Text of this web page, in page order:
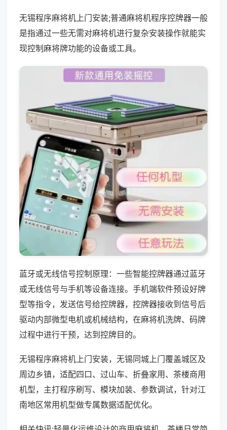
无锡程序麻将机上门安装;普通麻将机程序控牌器一般
是指通过一些无需对麻将机进行复杂安装操作就能实
现控制麻将牌功能的设备或工具。
蓝牙或无线信号控制原理：一些智能控牌器通过蓝牙
或无线信号与手机等设备连接。手机端软件预设好牌
型等指令，发送信号给控牌器，控牌器接收到信号后
驱动内部微型电机或机械结构，在麻将机洗牌、码牌
过程中进行干预，达到控牌目的。
无锡程序麻将机上门安装，无锡同城上门覆盖城区及
周边乡镇，适配四口、过山车、折叠家用、茶楼商用
机型，主打程序刷写、模块加装、参数调试，针对江
南地区常用机型做专属数据适配优化。